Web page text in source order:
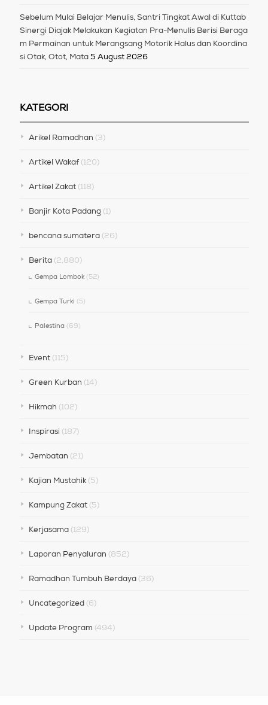
Sebelum Mulai Belajar Menulis, Santri Tingkat Awal di Kuttab
Sinergi Diajak Melakukan Kegiatan Pra-Menulis Berisi Beraga
m Permainan untuk Merangsang Motorik Halus dan Koordina
si Otak, Otot, Mata 5 August 2026
KATEGORI
Arikel Ramadhan (3)
Artikel Wakaf(120)
Artikel Zakat(118)
Banjir Kota Padang(1)
bencana sumatera(26)
Berita(2,880)
Gempa Lombok(52)
Gempa Turki (5)
Palestina(69)
Event(115)
Green Kurban (14)
Hikmah (102)
Inspirasi(187)
Jembatan (21)
Kajian Mustahik(5)
Kampung Zakat(5)
Kerjasama(129)
Laporan Penyaluran (852)
Ramadhan Tumbuh Berdaya(36)
Uncategorized(6)
Update Program (494)